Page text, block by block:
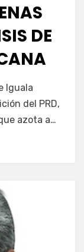
DE
Iguala
del PRD,
azota a…